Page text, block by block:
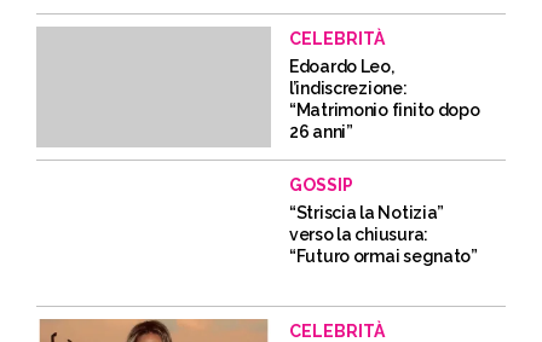
CELEBRITÀ
Edoardo Leo,
l’indiscrezione:
“Matrimonio finito dopo
26 anni”
GOSSIP
“Striscia la Notizia”
verso la chiusura:
“Futuro ormai segnato”
CELEBRITÀ